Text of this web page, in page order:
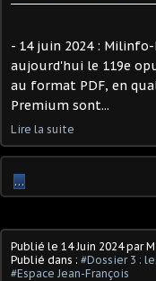
- 14 juin 2024 :
aujourd'hui le 119e
au format PDF, en
Premium sont...
Lire la suite
…
Publié le 14 Juin 2024par
Publié dans : #Dossier 3 :
#Espace Jean-François